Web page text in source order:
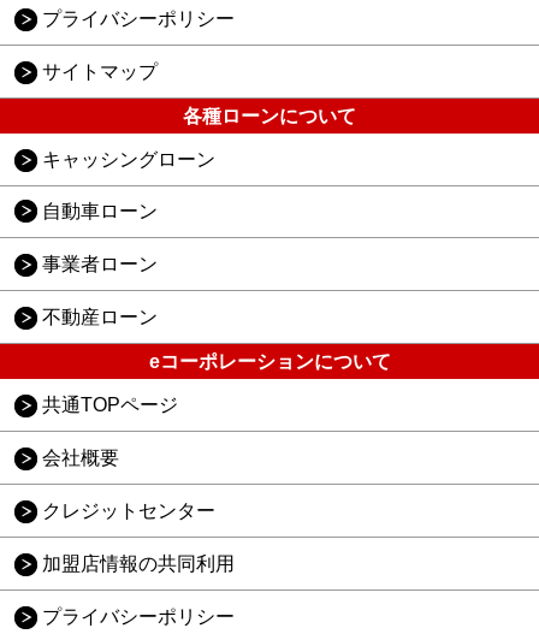
プライバシーポリシー
サイトマップ
各種ローンについて
キャッシングローン
自動車ローン
事業者ローン
不動産ローン
eコーポレーションについて
共通TOPページ
会社概要
クレジットセンター
加盟店情報の共同利用
プライバシーポリシー